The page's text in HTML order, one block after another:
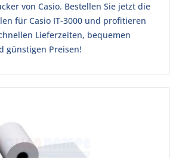
von Casio. Bestellen Sie jetzt die
für Casio IT-3000 und profitieren
Lieferzeiten, bequemen
günstigen Preisen!